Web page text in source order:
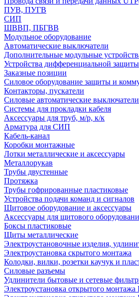
ПУВ, ПУГВ
СИП
ШВВП, ПБГВВ
Модульное оборудование
Автоматические выключатели
Дополнительные модульные
Устройства дифференциальной защиты
Заказные позиции
Силовое оборудование защиты и
Контакторы, пускатели
Силовые автоматические выключатели
Системы для прокладки кабеля
Аксессуары для труб, м/р, к/к
Арматура для СИП
Кабель-канал
Коробки монтажные
Лотки металлические и аксессуары
Металлорукав
Трубы двустенные
Протяжка
Трубы гофрированные пластиковые
Устройства подачи команд и сигналов
Щитовое оборудование и аксессуары
Аксессуары для щитового
Боксы пластиковые
Щиты металлические
Электроустановочные изделия,
Электроустановка скрытого монтажа
Колодки, вилки, розетки каучук и
Силовые разъемы
Удлинители бытовые и сетевые
Электроустановка открытого монтажа